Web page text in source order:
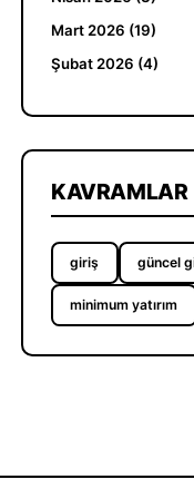
Mart 2026 (19)
Şubat 2026 (4)
KAVRAMLAR
giriş güncel
minimum yatırım